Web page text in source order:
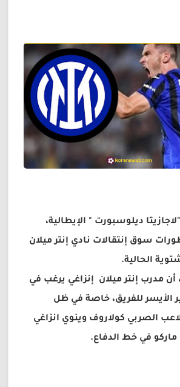
ديلوسبورت " الإيطالية،
سوق إنتقالات نادي إنتر ميلان
الحالية.
مدرب إنتر ميلان إنزاغي يرغب في
الأيسر للفريق، خاصة في ظل
الصربي كولاروف وينوي انزاغي
ماركو في خط الدفاع.